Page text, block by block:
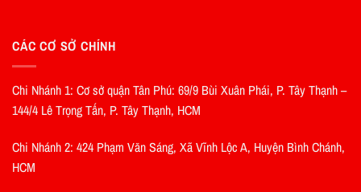
CÁC CƠ SỞ CHÍNH
Chi Nhánh 1: Cơ sở quận Tân Phú: 69/9 Bùi Xuân Phái, P. Tây Thạnh –
144/4 Lê Trọng Tấn, P. Tây Thạnh, HCM
Chi Nhánh 2: 424 Phạm Văn Sáng, Xã Vĩnh Lộc A, Huyện Bình Chánh,
HCM